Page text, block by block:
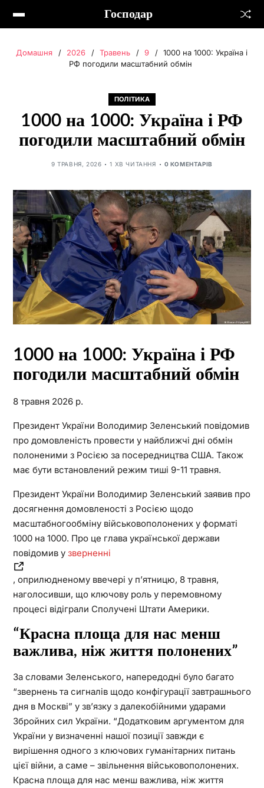
Господар
Домашня 2026 Травень 9
1000 на 1000: Україна і
РФ погодили масштабний обмін
ПОЛІТИКА
1000 на 1000: Україна і РФ
погодили масштабний обмін
9 ТРАВНЯ, 2026 1 ХВ ЧИТАННЯ 0 КОМЕНТАРІВ
1000 на 1000: Україна і РФ
погодили масштабний обмін
8 травня 2026 р.
Президент України Володимир Зеленський повідомив
про домовленість провести у найближчі дні обмін
полоненими з Росією за посередництва США. Також
має бути встановлений режим тиші 9-11 травня.
Президент України Володимир Зеленський заявив про
досягнення домовленості з Росією щодо
масштабногообміну військовополонених у форматі
1000 на 1000. Про це глава української держави
повідомив у зверненні
, оприлюдненому ввечері у п’ятницю, 8 травня,
наголосивши, що ключову роль у перемовному
процесі відіграли Сполучені Штати Америки.
“Красна площа для нас менш
важлива, ніж життя полонених”
За словами Зеленського, напередодні було багато
“звернень та сигналів щодо конфігурації завтрашнього
дня в Москві” у зв’язку з далекобійними ударами
Збройних сил України. “Додатковим аргументом для
України у визначенні нашої позиції завжди є
вирішення одного з ключових гуманітарних питань
цієї війни, а саме – звільнення військовополонених.
Красна площа для нас менш важлива, ніж життя